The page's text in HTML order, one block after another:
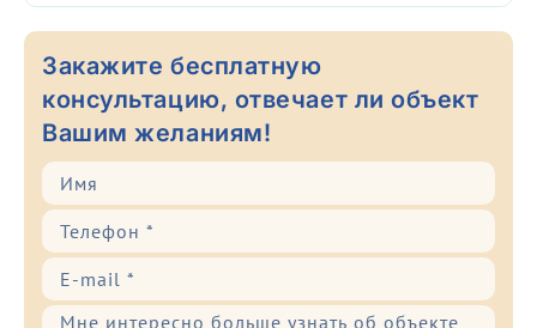
Закажите бесплатную
консультацию, отвечает ли объект
Вашим желаниям!